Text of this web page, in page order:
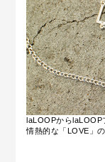
laLOOPから
情熱的な「LOVE」